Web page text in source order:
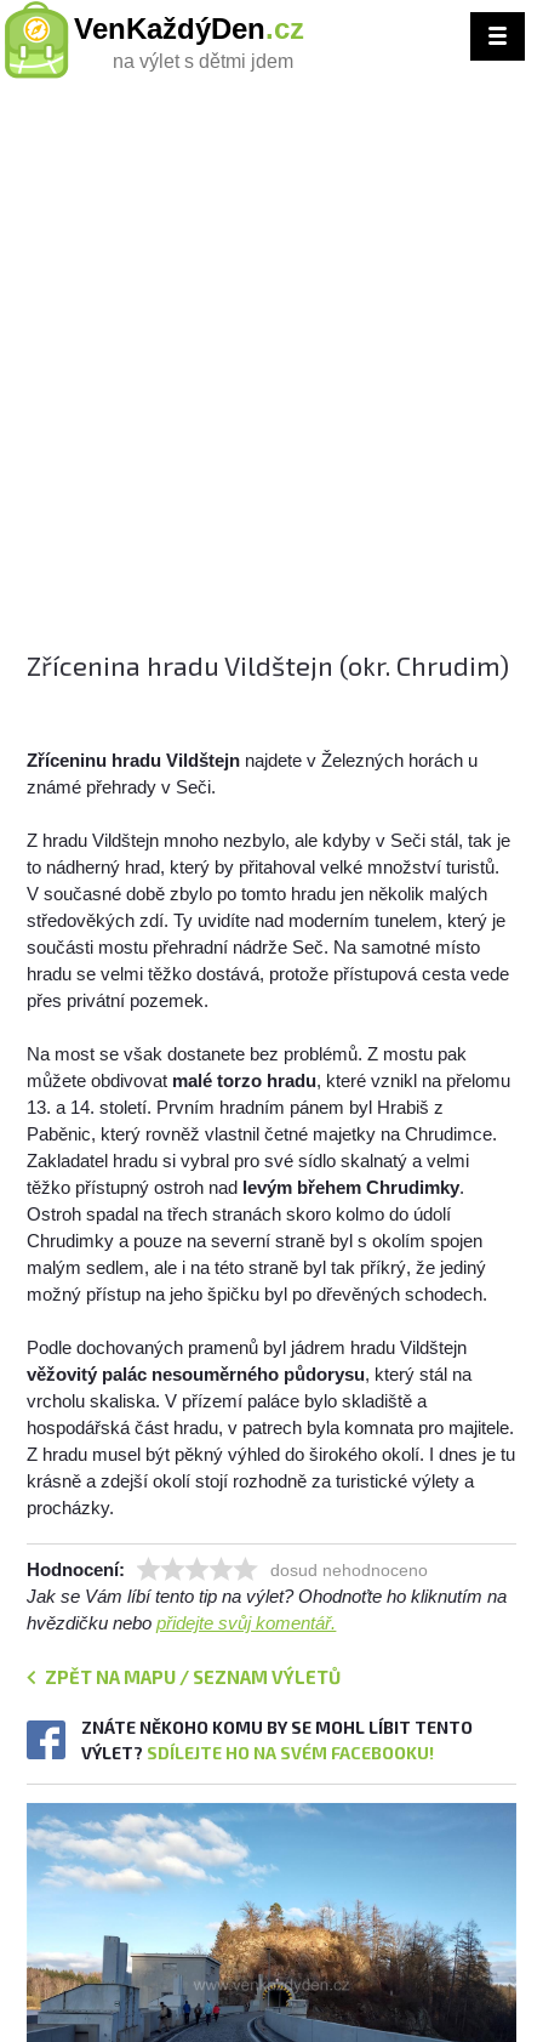
VenKaždýDen.cz
na výlet s dětmi jdem
Zřícenina hradu Vildštejn (okr. Chrudim)
Zříceninu hradu Vildštejn najdete v Železných horách u
známé přehrady v Seči.
Z hradu Vildštejn mnoho nezbylo, ale kdyby v Seči stál, tak je
to nádherný hrad, který by přitahoval velké množství turistů.
V současné době zbylo po tomto hradu jen několik malých
středověkých zdí. Ty uvidíte nad moderním tunelem, který je
součásti mostu přehradní nádrže Seč. Na samotné místo
hradu se velmi těžko dostává, protože přístupová cesta vede
přes privátní pozemek.
Na most se však dostanete bez problémů. Z mostu pak
můžete obdivovat malé torzo hradu, které vznikl na přelomu
13. a 14. století. Prvním hradním pánem byl Hrabiš z
Paběnic, který rovněž vlastnil četné majetky na Chrudimce.
Zakladatel hradu si vybral pro své sídlo skalnatý a velmi
těžko přístupný ostroh nad levým břehem Chrudimky.
Ostroh spadal na třech stranách skoro kolmo do údolí
Chrudimky a pouze na severní straně byl s okolím spojen
malým sedlem, ale i na této straně byl tak příkrý, že jediný
možný přístup na jeho špičku byl po dřevěných schodech.
Podle dochovaných pramenů byl jádrem hradu Vildštejn
věžovitý palác nesouměrného půdorysu, který stál na
vrcholu skaliska. V přízemí paláce bylo skladiště a
hospodářská část hradu, v patrech byla komnata pro majitele.
Z hradu musel být pěkný výhled do širokého okolí. I dnes je tu
krásně a zdejší okolí stojí rozhodně za turistické výlety a
procházky.
Hodnocení: dosud nehodnoceno
Jak se Vám líbí tento tip na výlet? Ohodnoťte ho kliknutím na
hvězdičku nebopřidejte svůj komentář.
ZPĚT NA MAPU / SEZNAM VÝLETŮ
ZNÁTE NĚKOHO KOMU BY SE MOHL LÍBIT TENTO
VÝLET? SDÍLEJTE HO NA SVÉM FACEBOOKU!